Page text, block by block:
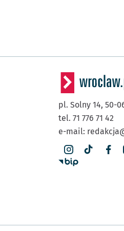
pl. Solny 14, 50-
tel. 71 776 71 42
e-mail: